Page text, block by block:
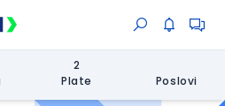
2
Plate
Poslovi